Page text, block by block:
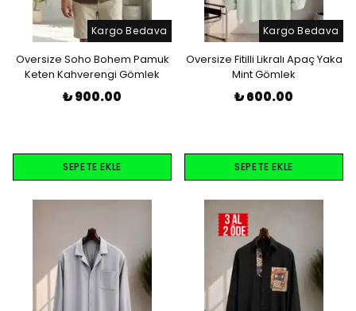
Kargo Bedava
Oversize Soho Bohem Pamuk
Keten Kahverengi Gömlek
₺ 900.00
SEPETE EKLE
Kargo Bedava
Oversize Fitilli Likralı Apaç Yaka
Mint Gömlek
₺ 600.00
SEPETE EKLE